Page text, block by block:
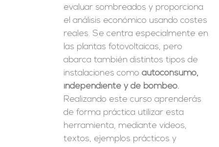
evaluar sombreados y proporciona
el análisis económico usando costes
reales. Se centra especialmente en
las plantas fotovoltaicas, pero
abarca también distintos tipos de
instalaciones comoautoconsumo,
independiente y de bombeo.
Realizando este curso aprenderás
de forma práctica utilizar esta
herramienta, mediante videos,
textos, ejemplos prácticos y